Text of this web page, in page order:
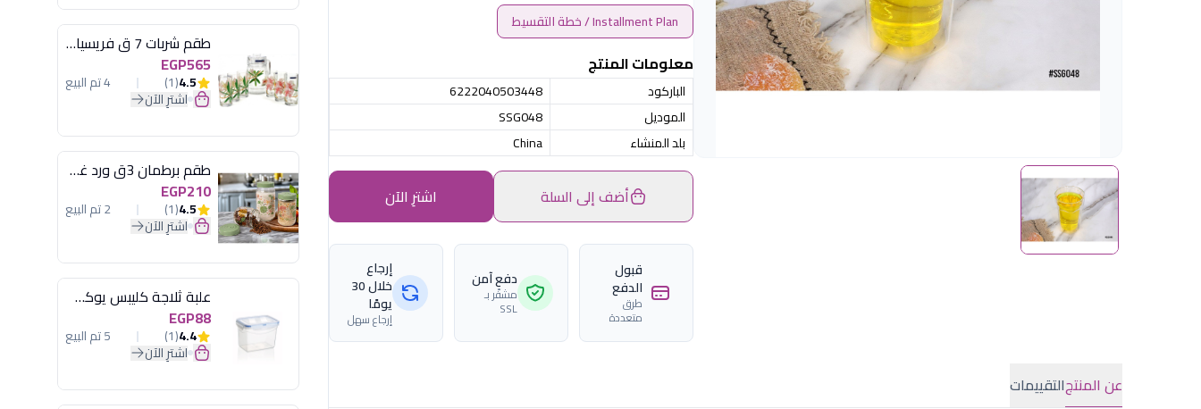
Installment Plan / خطة التقسيط
معلومات المنتج
الباركود
6222040503448
الموديل
SSG048
بلد المنشاء
China
أضف إلى السلة اشترِ الآن
قبول
الدفع
طرق
متعددة
دفع آمن
مشفّر بـ
SSL
إرجاع
خلال 30
يومًا
إرجاع سهل
عن المنتجالتقييمات
طقم شربات 7 ق فريسيا لومينارك
EGP565
4.5
(1) 4 تم البيع
اشترِ الآن
طقم برطمان 3ق ورد غطاء مينت جرين هيريفين
EGP210
4.5
(1) 2 تم البيع
اشترِ الآن
علبة ثلاجة كليبس يوكسان
EGP88
4.4
(1) 5 تم البيع
اشترِ الآن